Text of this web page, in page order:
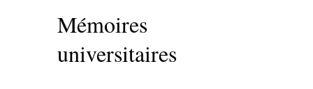
Mémoires
universitaires